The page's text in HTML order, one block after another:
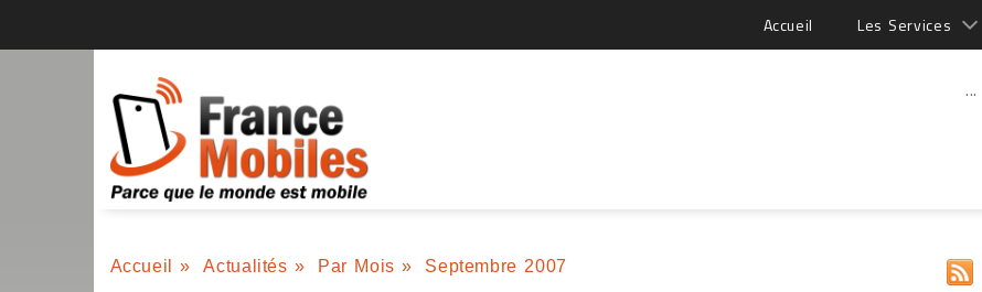
Accueil Les Services
...
Accueil » Actualités » Par Mois » Septembre 2007